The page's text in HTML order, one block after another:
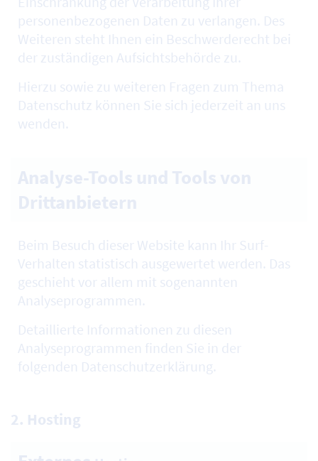
personenbezogenen Daten zu verlangen. Des
Weiteren steht Ihnen ein Beschwerderecht bei
der zuständigen Aufsichtsbehörde zu.
Hierzu sowie zu weiteren Fragen zum Thema
Datenschutz können Sie sich jederzeit an uns
wenden.
Beim Besuch dieser Website kann Ihr Surf-
Verhalten statistisch ausgewertet werden. Das
geschieht vor allem mit sogenannten
Analyseprogrammen.
Detaillierte Informationen zu diesen
Analyseprogrammen finden Sie in der
folgenden Datenschutzerklärung.
2. Hosting